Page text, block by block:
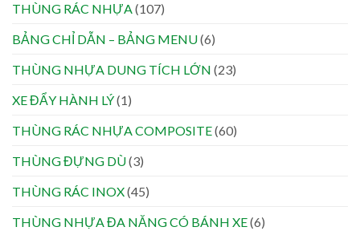
THÙNG RÁC NHỰA(107)
BẢNG CHỈ DẪN – BẢNG MENU(6)
THÙNG NHỰA DUNG TÍCH LỚN (23)
XE ĐẨY HÀNH LÝ(1)
THÙNG RÁC NHỰA COMPOSITE(60)
THÙNG ĐỰNG DÙ(3)
THÙNG RÁC INOX(45)
THÙNG NHỰA ĐA NĂNG CÓ BÁNH XE(6)